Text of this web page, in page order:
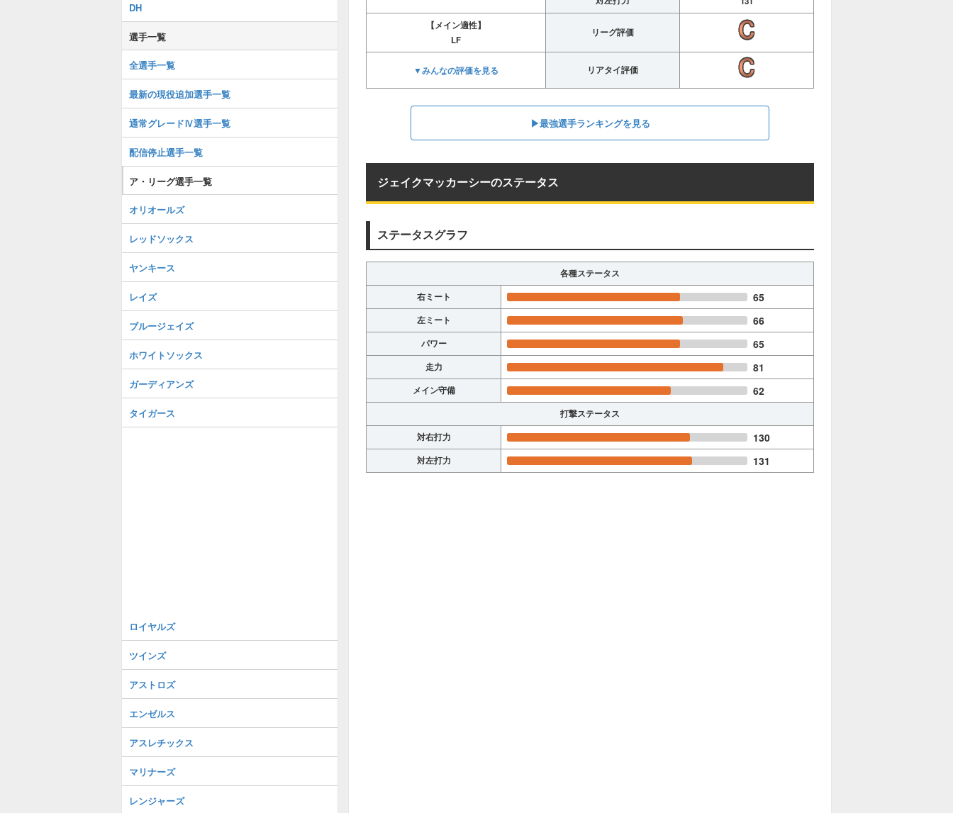
【メイン適性】
LF
リーグ評価
▼みんなの評価を見る リアタイ評価
▶︎最強選手ランキングを見る
ジェイクマッカーシーのステータス
ステータスグラフ
各種ステータス
右ミート
65
左ミート 66
パワー 65
走力 81
メイン守備 62
打撃ステータス
対右打力
130
対左打力 131
DH
選手一覧
全選手一覧
最新の現役追加選手一覧
通常グレードⅣ選手一覧
配信停止選手一覧
ア・リーグ選手一覧
オリオールズ
レッドソックス
ヤンキース
レイズ
ブルージェイズ
ホワイトソックス
ガーディアンズ
タイガース
ロイヤルズ
ツインズ
アストロズ
エンゼルス
アスレチックス
マリナーズ
レンジャーズ